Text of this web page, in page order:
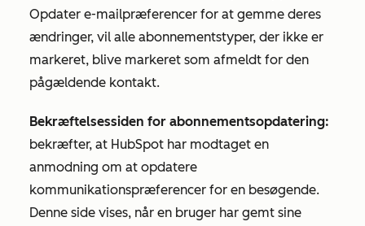
Opdater e-mailpræferencer for at gemme deres
ændringer, vil alle abonnementstyper, der ikke er
markeret, blive markeret som afmeldt for den
pågældende kontakt.
Bekræftelsessiden for abonnementsopdatering:
bekræfter, at HubSpot har modtaget en
anmodning om at opdatere
kommunikationspræferencer for en besøgende.
Denne side vises, når en bruger har gemt sine